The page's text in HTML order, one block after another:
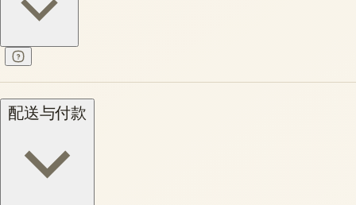
配送与付款